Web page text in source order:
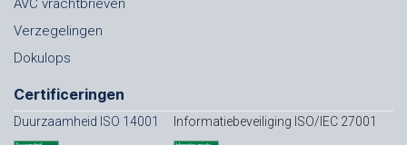
AVC vrachtbrieven
Verzegelingen
Dokulops
Certificeringen
Duurzaamheid ISO 14001 Informatiebeveiliging ISO/IEC 27001